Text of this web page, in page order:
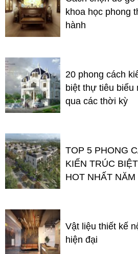
khoa học phong
hành
20 phong cách
biệt thự tiêu biểu
qua các thời kỳ
TOP 5 PHONG
KIẾN TRÚC
HOT NHẤT NĂM
Vật liệu thiết kế
hiện đại